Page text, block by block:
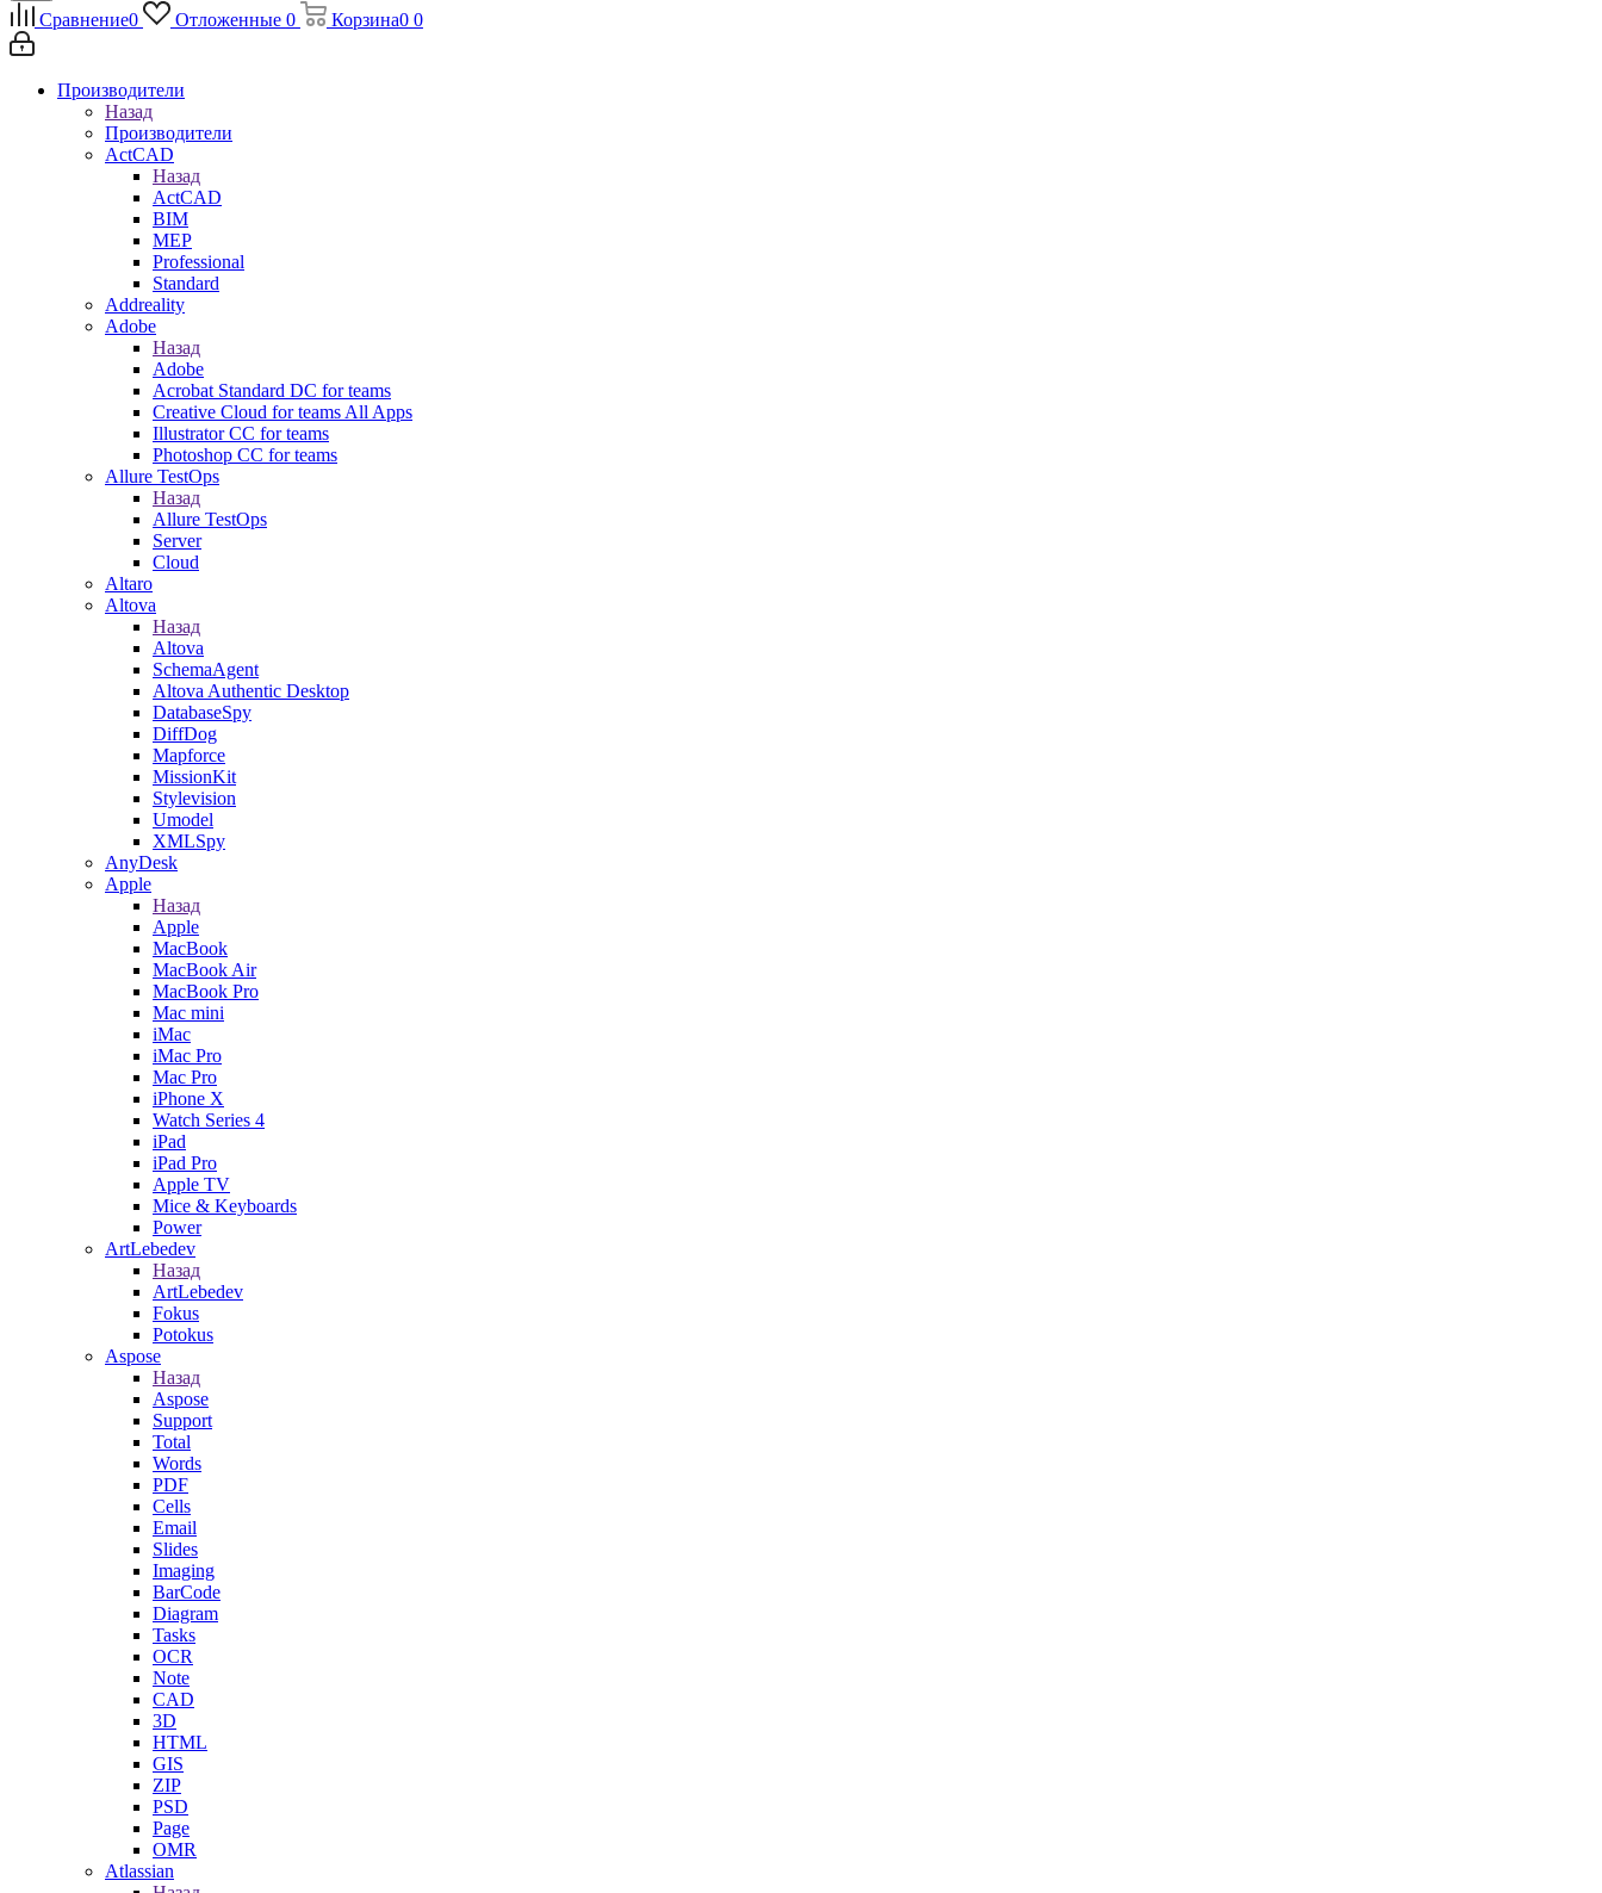
Сравнение0 Отложенные 0 Корзина0 0
Производители
Назад
Производители
ActCAD
Назад
ActCAD
BIM
MEP
Professional
Standard
Addreality
Adobe
Назад
Adobe
Acrobat Standard DC for teams
Creative Cloud for teams All Apps
Illustrator CC for teams
Photoshop CC for teams
Allure TestOps
Назад
Allure TestOps
Server
Cloud
Altaro
Altova
Назад
Altova
SchemaAgent
Altova Authentic Desktop
DatabaseSpy
DiffDog
Mapforce
MissionKit
Stylevision
Umodel
XMLSpy
AnyDesk
Apple
Назад
Apple
MacBook
MacBook Air
MacBook Pro
Mac mini
iMac
iMac Pro
Mac Pro
iPhone X
Watch Series 4
iPad
iPad Pro
Apple TV
Mice & Keyboards
Power
ArtLebedev
Назад
ArtLebedev
Fokus
Potokus
Aspose
Назад
Aspose
Support
Total
Words
PDF
Cells
Email
Slides
Imaging
BarCode
Diagram
Tasks
OCR
Note
CAD
3D
HTML
GIS
ZIP
PSD
Page
OMR
Atlassian